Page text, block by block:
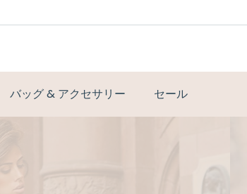
バッグ & アクセサリー セール